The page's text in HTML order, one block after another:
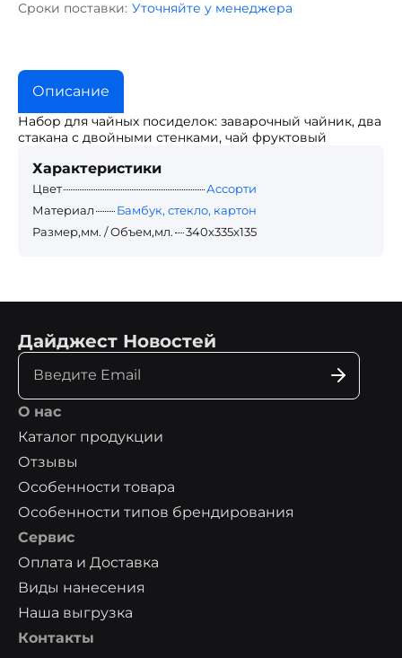
Сроки поставки: Уточняйте у менеджера
Описание
Набор для чайных посиделок: заварочный чайник, два
стакана с двойными стенками, чай фруктовый
Характеристики
Цвет
Ассорти
Материал
Бамбук, стекло, картон
Размер,мм. / Объем,мл.
340х335х135
Дайджест Новостей
О нас
Каталог продукции
Отзывы
Особенности товара
Особенности типов брендирования
Сервис
Оплата и Доставка
Виды нанесения
Наша выгрузка
Контакты